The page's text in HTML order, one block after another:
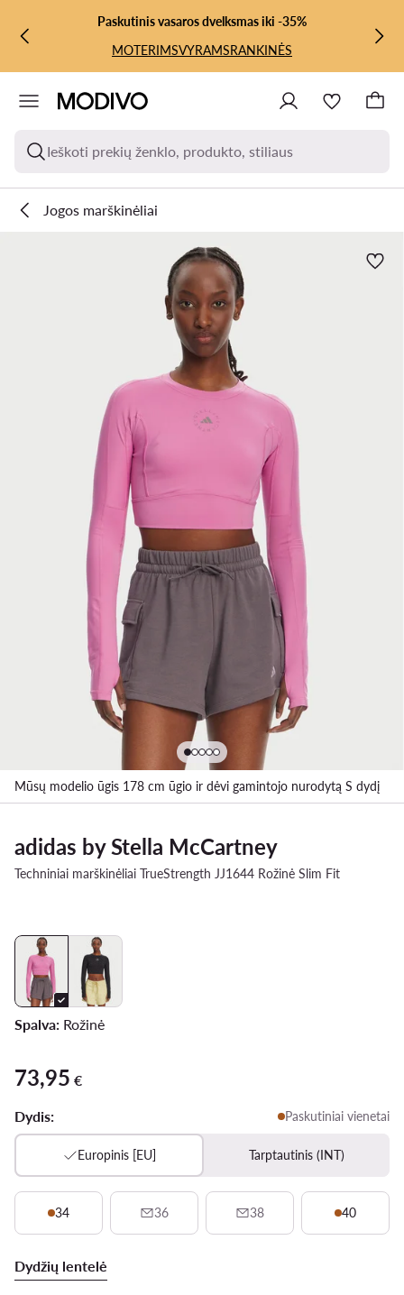
PEREITI PRIE PAGRINDINIO TURINIO
PEREITI Į PAIEŠKĄPaskutinis vasaros dvelksmas iki -35%
MOTERIMSVYRAMSRANKINĖS
Ieškoti prekių ženklo, produkto, stiliaus
Jogos marškinėliai
Mūsų modelio ūgis 178 cm ūgio ir dėvi gamintojo nurodytą S dydį
adidas by Stella McCartney
Techniniai marškinėliai TrueStrength JJ1644 Rožinė Slim Fit
Spalva: Rožinė
73,95 €
73,95 €
Dydis: Paskutiniai vienetai
Europinis [EU] Tarptautinis (INT)
34 36 38 40
Dydžių lentelė